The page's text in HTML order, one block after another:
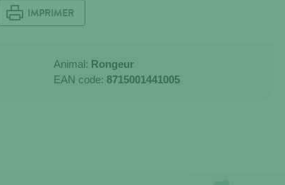
IMPRIMER
Animal: Rongeur
EAN code: 8715001441005